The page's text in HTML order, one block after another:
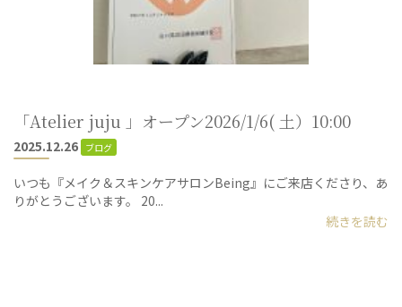
「Atelier juju 」オープン2026/1/6( 土）10:00
2025.12.26 ブログ
いつも『メイク＆スキンケアサロンBeing』にご来店くださり、あ
りがとうございます。 20...
続きを読む